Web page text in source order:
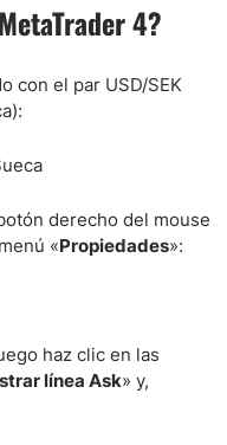
4?
con el par USD/SEK
derecho del mouse
«Propiedades»:
haz clic en las
línea Ask» y,